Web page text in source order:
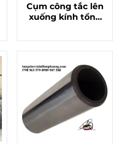
Cụm công tắc lên
xuống kính tổng
không lock chính